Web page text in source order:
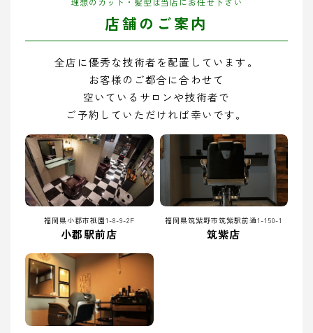
店舗のご案内
全店に優秀な技術者を配置しています。
お客様のご都合に合わせて
空いているサロンや技術者で
ご予約していただければ幸いです。
福岡県小郡市祇園1-8-9-2F
小郡駅前店
福岡県筑紫野市筑紫駅前通1-150-1
筑紫店